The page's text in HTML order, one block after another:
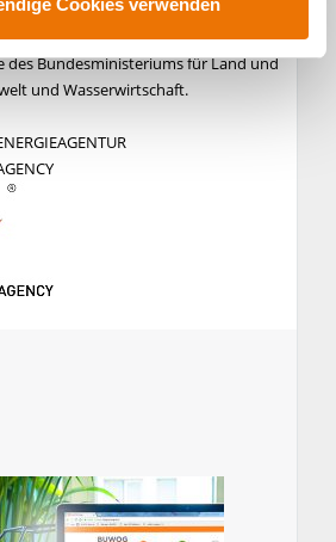
Cookies verwenden
wissenschaftlicher Mitarbeiter
von klimaaktiv, der
des Bundesministeriums für Land und
und Wasserwirtschaft.